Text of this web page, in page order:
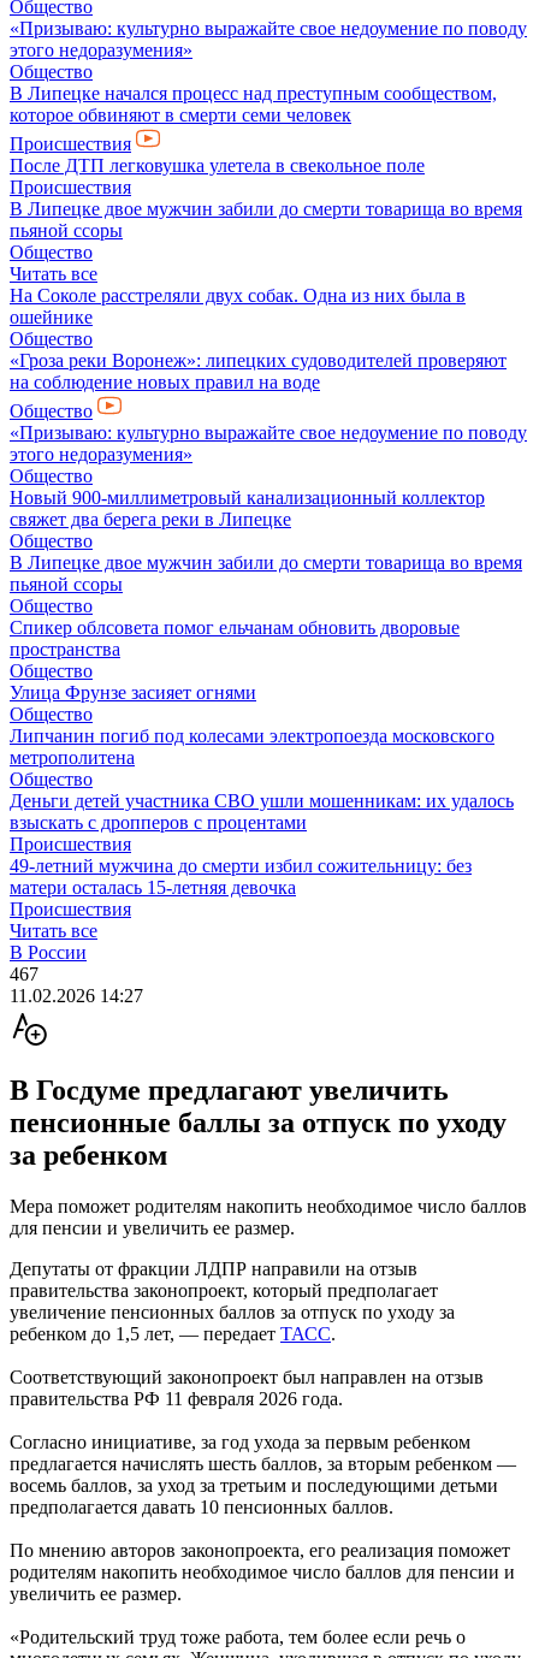
Общество
«Призываю: культурно выражайте свое недоумение по поводу
этого недоразумения»
Общество
В Липецке начался процесс над преступным сообществом,
которое обвиняют в смерти семи человек
Происшествия
После ДТП легковушка улетела в свекольное поле
Происшествия
В Липецке двое мужчин забили до смерти товарища во время
пьяной ссоры
Общество
Читать все
На Соколе расстреляли двух собак. Одна из них была в
ошейнике
Общество
«Гроза реки Воронеж»: липецких судоводителей проверяют
на соблюдение новых правил на воде
Общество
«Призываю: культурно выражайте свое недоумение по поводу
этого недоразумения»
Общество
Новый 900-миллиметровый канализационный коллектор
свяжет два берега реки в Липецке
Общество
В Липецке двое мужчин забили до смерти товарища во время
пьяной ссоры
Общество
Спикер облсовета помог ельчанам обновить дворовые
пространства
Общество
Улица Фрунзе засияет огнями
Общество
Липчанин погиб под колесами электропоезда московского
метрополитена
Общество
Деньги детей участника СВО ушли мошенникам: их удалось
взыскать с дропперов с процентами
Происшествия
49-летний мужчина до смерти избил сожительницу: без
матери осталась 15-летняя девочка
Происшествия
Читать все
В России
467
11.02.2026 14:27
В Госдуме предлагают увеличить
пенсионные баллы за отпуск по уходу
за ребенком
Мера поможет родителям накопить необходимое число баллов
для пенсии и увеличить ее размер.
Депутаты от фракции ЛДПР направили на отзыв
правительства законопроект, который предполагает
увеличение пенсионных баллов за отпуск по уходу за
ребенком до 1,5 лет, — передает ТАСС.
Соответствующий законопроект был направлен на отзыв
правительства РФ 11 февраля 2026 года.
Согласно инициативе, за год ухода за первым ребенком
предлагается начислять шесть баллов, за вторым ребенком —
восемь баллов, за уход за третьим и последующими детьми
предполагается давать 10 пенсионных баллов.
По мнению авторов законопроекта, его реализация поможет
родителям накопить необходимое число баллов для пенсии и
увеличить ее размер.
«Родительский труд тоже работа, тем более если речь о